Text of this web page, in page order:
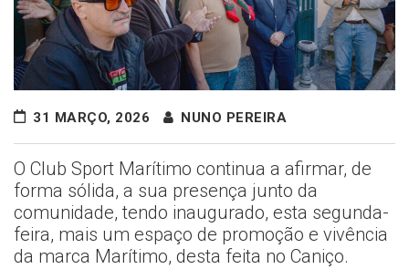
31 MARÇO, 2026 NUNO PEREIRA
O Club Sport Marítimo continua a afirmar, de
forma sólida, a sua presença junto da
comunidade, tendo inaugurado, esta segunda-
feira, mais um espaço de promoção e vivência
da marca Marítimo, desta feita no Caniço.